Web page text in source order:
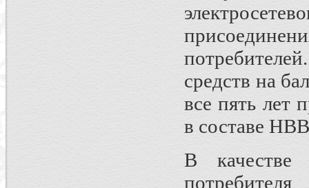
средств на
все пять лет
в составе
В качестве